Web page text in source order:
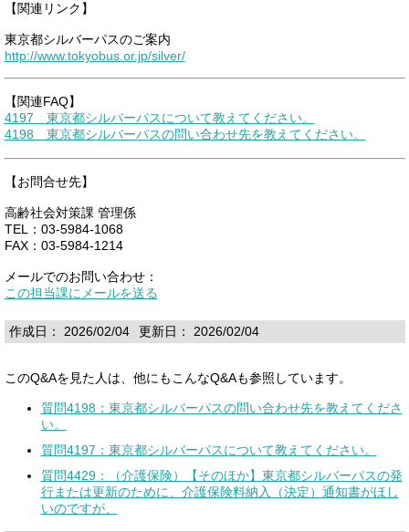
【関連リンク】
東京都シルバーパスのご案内
http://www.tokyobus.or.jp/silver/
【関連FAQ】
4197 東京都シルバーパスについて教えてください。
4198 東京都シルバーパスの問い合わせ先を教えてください。
【お問合せ先】
高齢社会対策課 管理係
TEL：03-5984‐1068
FAX：03-5984-1214
メールでのお問い合わせ：
この担当課にメールを送る
作成日： 2026/02/04 更新日： 2026/02/04
このQ&Aを見た人は、他にもこんなQ&Aも参照しています。
質問4198：東京都シルバーパスの問い合わせ先を教えてくださ
い。
質問4197：東京都シルバーパスについて教えてください。
質問4429：（介護保険）【そのほか】東京都シルバーパスの発
行または更新のために、介護保険料納入（決定）通知書がほし
いのですが、